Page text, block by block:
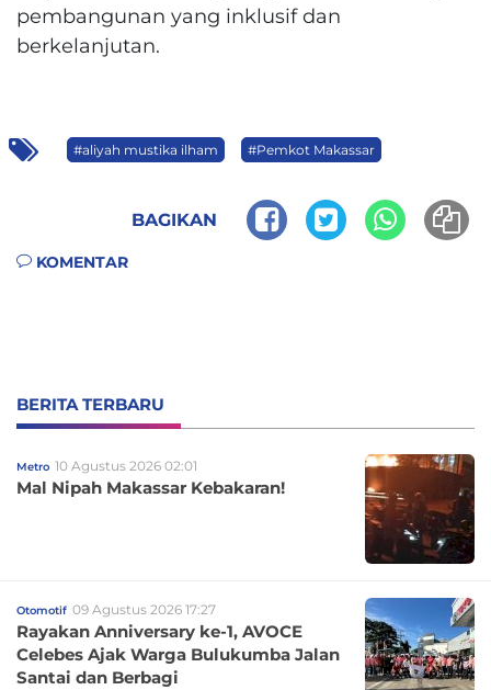
pembangunan yang inklusif dan
berkelanjutan.
#aliyah mustika ilham #Pemkot Makassar
BAGIKAN
KOMENTAR
BERITA TERBARU
Metro 10 Agustus 2026 02:01
Mal Nipah Makassar Kebakaran!
Otomotif 09 Agustus 2026 17:27
Rayakan Anniversary ke-1, AVOCE
Celebes Ajak Warga Bulukumba Jalan
Santai dan Berbagi